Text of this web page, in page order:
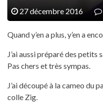
27 décembre 2016
Quand y’en a plus, y’en a
J’ai aussi préparé des petits
Pas chers et très sympas.
J’ai découpé à la cameo du
colle Zig.